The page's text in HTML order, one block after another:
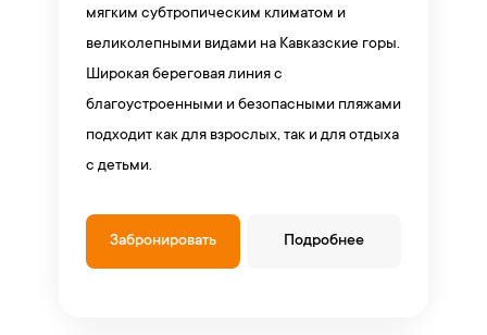
мягким субтропическим климатом и
великолепными видами на Кавказские горы.
Широкая береговая линия с
благоустроенными и безопасными пляжами
подходит как для взрослых, так и для отдыха
с детьми.
Забронировать Подробнее